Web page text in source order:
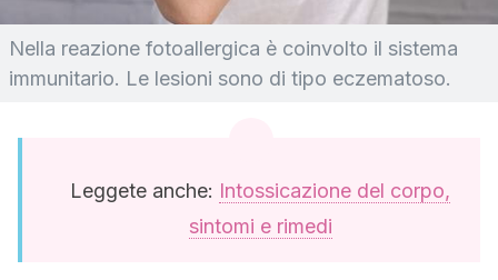
Nella reazione fotoallergica è coinvolto il sistema
immunitario. Le lesioni sono di tipo eczematoso.
Leggete anche: Intossicazione del corpo,
sintomi e rimedi